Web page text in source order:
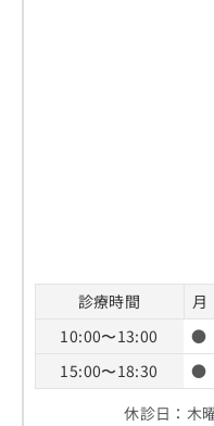
診療時間 月
10:00〜13:00
●
15:00〜18:30
●
休診日：木